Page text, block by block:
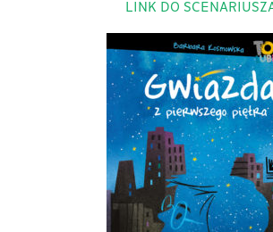
LINK DO